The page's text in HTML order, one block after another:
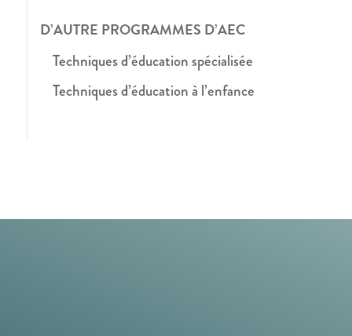
D’AUTRE PROGRAMMES D’AEC
Techniques d’éducation spécialisée
Techniques d’éducation à l’enfance